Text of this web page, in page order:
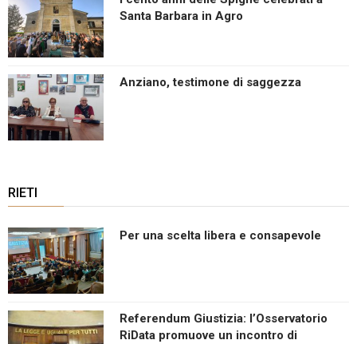
Santa Barbara in Agro
Anziano, testimone di saggezza
RIETI
Per una scelta libera e consapevole
Referendum Giustizia: l’Osservatorio
RiData promuove un incontro di